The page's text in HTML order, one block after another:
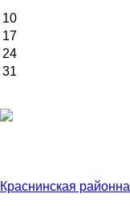
10
17
24
31
Краснинская